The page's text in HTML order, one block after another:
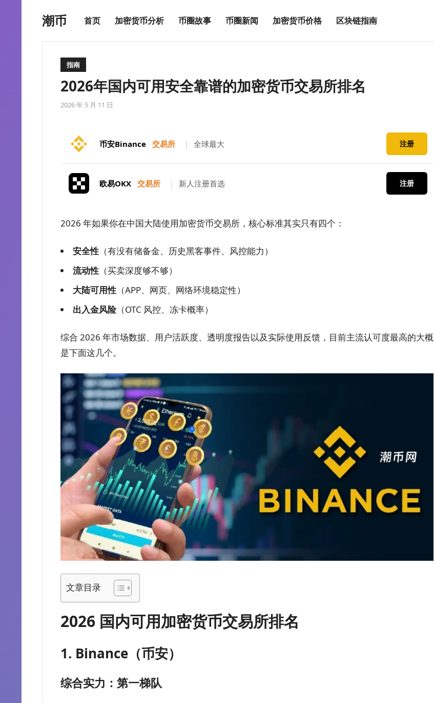
潮币 首页 加密货币分析 币圈故事 币圈新闻 加密货币价格 区块链指南
指南
2026年国内可用安全靠谱的加密货币交易所排名
2026 年 5 月 11 日
币安Binance 交易所 | 全球最大 注册
欧易OKX 交易所 | 新人注册首选 注册
2026 年如果你在中国大陆使用加密货币交易所，核心标准其实只有四个：
安全性 （有没有储备金、历史黑客事件、风控能力）
流动性 （买卖深度够不够）
大陆可用性 （APP、网页、网络环境稳定性）
出入金风险（OTC 风控、冻卡概率）
综合 2026 年市场数据、用户活跃度、透明度报告以及实际使用反馈，目前主流认可度最高的大概
是下面这几个。
文章目录
2026 国内可用加密货币交易所排名
1. Binance（币安）
综合实力：第一梯队